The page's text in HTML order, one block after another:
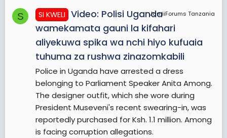
S JamiiForums Tanzania
SI KWELI
Video: Polisi Uganda
wamekamata gauni la kifahari
aliyekuwa spika wa nchi hiyo kufuaia
tuhuma za rushwa zinazomkabili
Police in Uganda have arrested a dress
belonging to Parliament Speaker Anita Among.
The designer outfit, which she wore during
President Museveni's recent swearing-in, was
reportedly purchased for Ksh. 1.1 million. Among
is facing corruption allegations.